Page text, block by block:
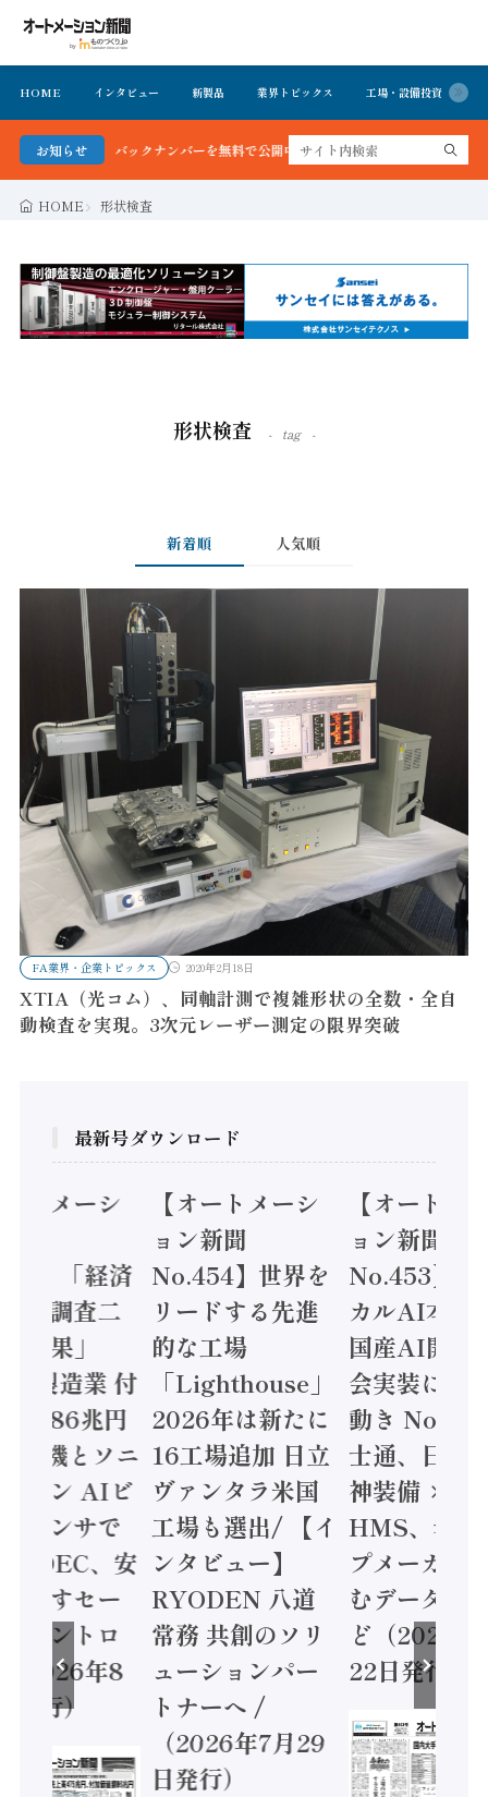
HOME インタビュー 新製品 業界トピックス 工場・設備投資
お知らせ
最新号＆バックナンバーを無料で公開中 詳細はこちら
HOME 形状検査
形状検査 tag
新着順 人気順
FA業界・企業トピックス 2020年2月18日
XTIA（光コム）、同軸計測で複雑形状の全数・全自
動検査を実現。3次元レーザー測定の限界突破
最新号ダウンロード
トメーシ
】「経済
態調査二
結果」
年製造業 付
額86兆円
電機とソニ
コン AIビ
センサで
/ IDEC、安
かすセー
コントロ
2026年8
発行）
【オートメーシ
ョン新聞
No.454】世界を
リードする先進
的な工場
「Lighthouse」
2026年は新たに
16工場追加 日立
ヴァンタラ米国
工場も選出/ 【イ
ンタビュー】
RYODEN 八道
常務 共創のソリ
ューションパー
トナーへ /
（2026年7月29
日発行）
【オートメ
ョン新聞
No.453】フ
カルAI本格
国産AI開発
会実装に活
動き
士通、日立
神装備 ×
HMS、老舗
プメーカー
むデータ活
ど（2026年
22日発行）